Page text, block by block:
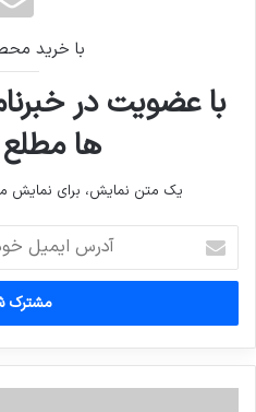
با خرید
با عضویت در
ها
یک متن نمایش، برای
ایمیل
خود
وارد
کنید